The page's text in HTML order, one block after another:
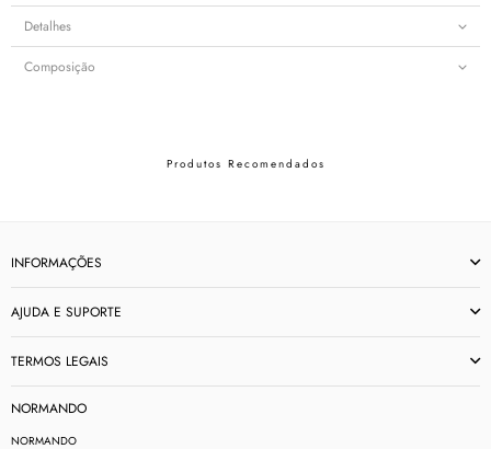
Detalhes
Composição
Produtos Recomendados
INFORMAÇÕES
AJUDA E SUPORTE
TERMOS LEGAIS
NORMANDO
NORMANDO